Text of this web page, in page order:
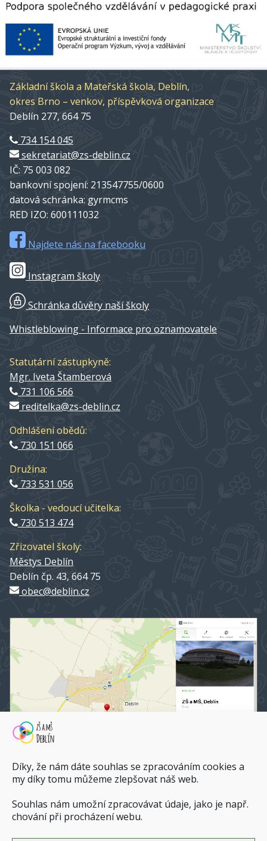
Díky, že nám dáte souhlas se zpracováním cookies a
my díky tomu můžeme zlepšovat náš web.
Souhlas nám umožní zpracovávat údaje, jako je např.
chování při procházení webu.
Základní škola a Mateřská škola, Deblín,
okres Brno – venkov, příspěvková organizace
Deblín 277, 664 75
734 154 045
sekretariat@zs-deblin.cz
IČ: 75 003 082
bankovní spojení: 213547755/0600
datová schránka: gyrmcms
RED IZO: 600111032
Najdete nás na facebooku
Instagram školy
Schránka důvěry naší školy
Whistleblowing - Informace pro oznamovatele
Statutární zástupkyně:
Mgr. Iveta Štamberová
731 106 566
reditelka@zs-deblin.cz
Odhlášení obědů:
730 151 066
Družina:
733 531 056
Školka - vedoucí učitelka:
730 513 474
Zřizovatel školy:
Městys Deblín
Deblín čp. 43, 664 75
obec@deblin.cz
ZŠ a MŠ Deblín na mapy.cz